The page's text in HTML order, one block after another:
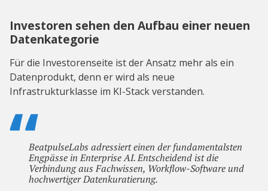
Investoren sehen den Aufbau einer neuen
Datenkategorie
Für die Investorenseite ist der Ansatz mehr als ein
Datenprodukt, denn er wird als neue
Infrastrukturklasse im KI-Stack verstanden.
BeatpulseLabs adressiert einen der fundamentalsten
Engpässe in Enterprise AI. Entscheidend ist die
Verbindung aus Fachwissen, Workflow-Software und
hochwertiger Datenkuratierung.